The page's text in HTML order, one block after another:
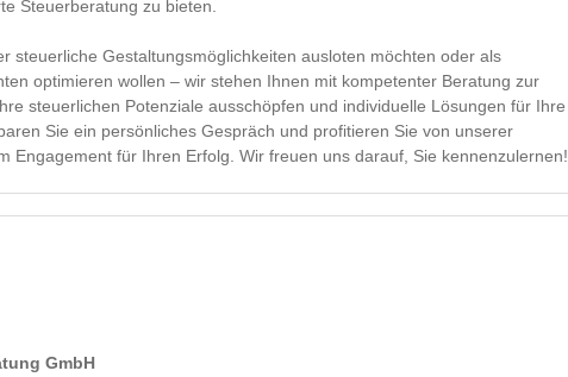
Steuerberatung zu bieten.
steuerliche Gestaltungsmöglichkeiten ausloten möchten oder als
optimieren wollen – wir stehen Ihnen mit kompetenter Beratung zur
steuerlichen Potenziale ausschöpfen und individuelle Lösungen für Ihre
Sie ein persönliches Gespräch und profitieren Sie von unserer
Engagement für Ihren Erfolg. Wir freuen uns darauf, Sie kennenzulernen!
GmbH